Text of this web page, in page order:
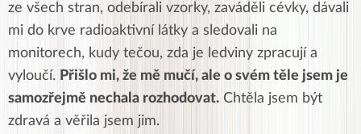
ze všech stran, odebírali vzorky, zaváděli cévky, dávali
mi do krve radioaktivní látky a sledovali na
monitorech, kudy tečou, zda je ledviny zpracují a
vyloučí. Přišlo mi, že mě mučí, ale o svém těle jsem je
samozřejmě nechala rozhodovat. Chtěla jsem být
zdravá a věřila jsem jim.